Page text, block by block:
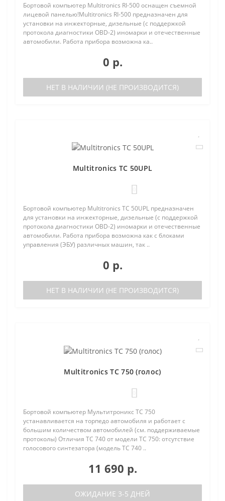
Бортовой компьютер Multitronics RI-500 оснащен съемной
лицевой панелью!Multitronics RI-500 предназначен для
установки на инжекторные, дизельные (с поддержкой
протокола диагностики OBD-2) иномарки и отечественные
автомобили. Работа прибора возможна ка..
0 р.
НЕТ В НАЛИЧИИ (НЕ ПРОИЗВОДИТСЯ)
Multitronics TC 50UPL
Бортовой компьютер Multitronics TC 50UPL предназначен
для установки на инжекторные, дизельные (с поддержкой
протокола диагностики OBD-2) иномарки и отечественные
автомобили. Работа прибора возможна как с блоками
управления (ЭБУ) различных машин, так ..
0 р.
НЕТ В НАЛИЧИИ (НЕ ПРОИЗВОДИТСЯ)
Multitronics TC 750 (голос)
Бортовой компьютер Мультитроникс TC 750
устанавливается на торпедо автомобиля и работает с
большим количеством автомобилей (см. поддерживаемые
протоколы) Отличия TC 740 от модели TC 750: отсутствие
голосового синтезатора (модель TC 740 ..
11 690 р.
ОЖИДАНИЕ 3-5 ДНЕЙ